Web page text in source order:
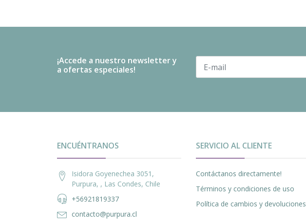
¡Accede a nuestro newsletter y
a ofertas especiales!
ENCUÉNTRANOS
Isidora Goyenechea 3051,
Purpura, , Las Condes, Chile
+56921819337
contacto@purpura.cl
SERVICIO AL CLIENTE
Contáctanos directamente!
Términos y condiciones de uso
Política de cambios y devoluciones